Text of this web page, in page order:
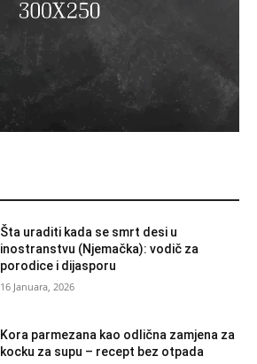
Šta uraditi kada se smrt desi u
inostranstvu (Njemačka): vodič za
porodice i dijasporu
16 Januara, 2026
Kora parmezana kao odlična zamjena za
kocku za supu – recept bez otpada